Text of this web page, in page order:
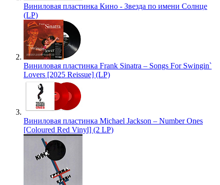
Виниловая пластинка Кино - Звезда по имени Солнце
(LP)
Виниловая пластинка Frank Sinatra – Songs For Swingin`
Lovers [2025 Reissue] (LP)
Виниловая пластинка Michael Jackson – Number Ones
[Coloured Red Vinyl] (2 LP)